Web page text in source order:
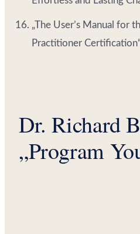
„The User’s Manual for
Practitioner
Dr. Richard
„Program